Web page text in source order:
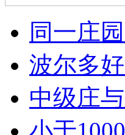
同一庄
波尔多
中级庄